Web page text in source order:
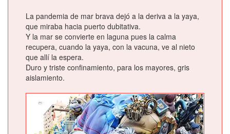
La pandemia de mar brava dejó a la deriva a la yaya,
que miraba hacia puerto dubitativa.
Y la mar se convierte en laguna pues la calma
recupera, cuando la yaya, con la vacuna, ve al nieto
que allí la espera.
Duro y triste confinamiento, para los mayores, gris
aislamiento.